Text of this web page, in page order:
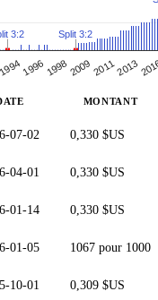
19941996 1998200920112013
3:2 Split 3:2
MONTANT
07-02 0,330 $US
04-01 0,330 $US
01-14 0,330 $US
01-05 1067 pour 1000
10-01 0,309 $US